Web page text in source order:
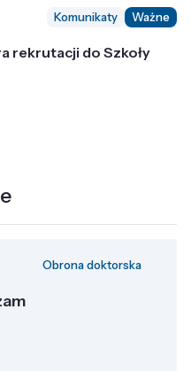
Komunikaty Ważne
rekrutacji do Szkoły
Obrona doktorska